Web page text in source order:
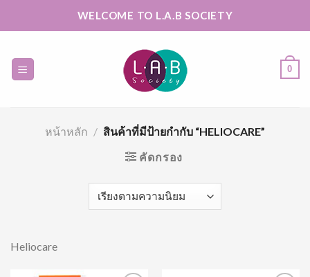
WELCOME TO L.A.B SOCIETY
0
หน้าหลัก / สินค้าที่มีป้ายกำกับ “HELIOCARE”
คัดกรอง
Heliocare